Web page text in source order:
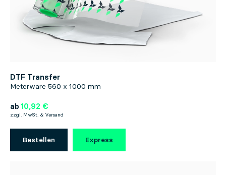
DTF Transfer
Meterware 560 x 1000 mm
ab 10,92 €
zzgl. MwSt. & Versand
Bestellen Express